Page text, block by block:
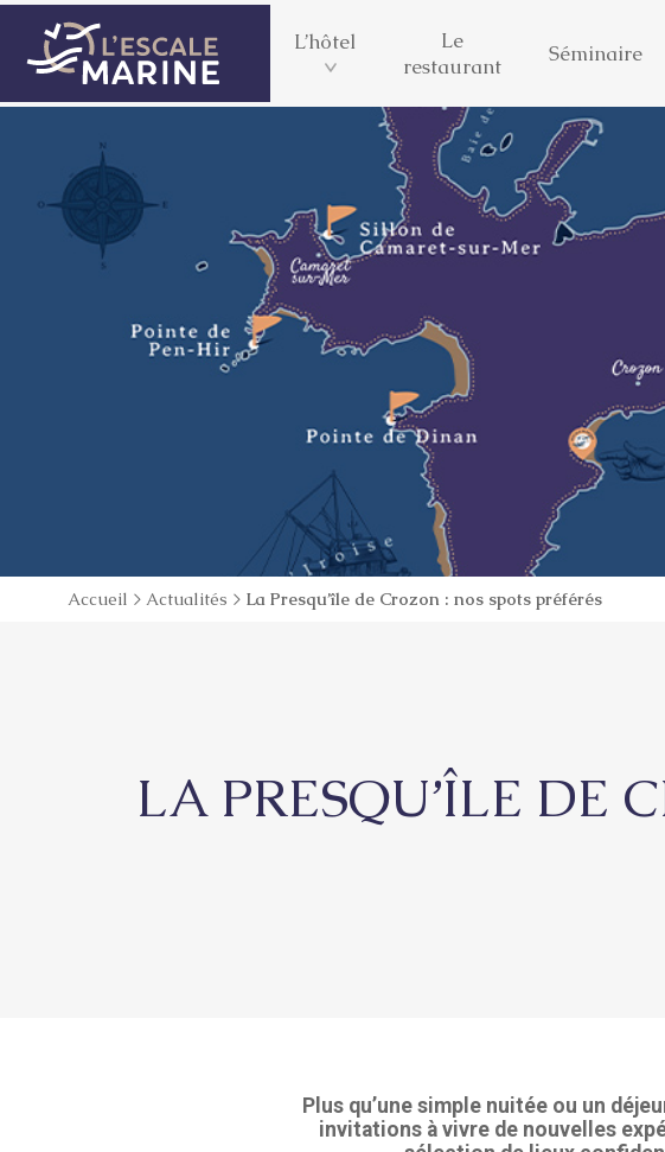
L’hôtel
L’Escale Marine Les chambres
Le
restaurant
Séminaire
Accueil > Actualités > La Presqu’île de Crozon : nos spots préférés
LA PRESQU’ÎLE DE
Plus qu’une simple nuitée ou un
invitations à vivre de nouvelles